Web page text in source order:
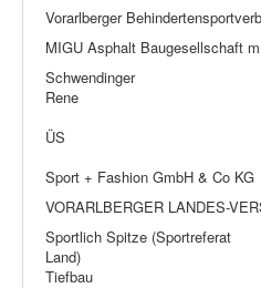
Vorarlberger
MIGU Asphalt Baugesellschaft
Schwendinger
Sport + Fashion GmbH & Co KG
VORARLBERGER LANDES-
Sportlich Spitze (Sportreferat
Land) Thöni
Tiefbau